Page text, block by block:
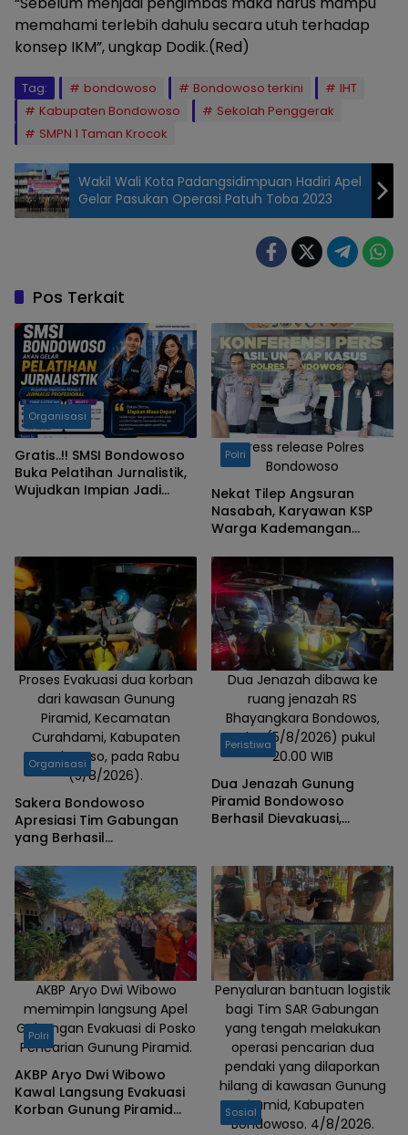
memahami terlebih dahulu secara utuh terhadap
konsep IKM”, ungkap Dodik.(Red)
Tag: bondowoso Bondowoso terkini
IHT
Kabupaten Bondowoso
Sekolah Penggerak
SMPN 1 Taman Krocok
Wakil Wali Kota Padangsidimpuan Hadiri Apel
Gelar Pasukan Operasi Patuh Toba 2023
Pos Terkait
Organisasi
Gratis..!! SMSI Bondowoso
Buka Pelatihan Jurnalistik,
Wujudkan Impian Jadi
Press release Polres
Bondowoso
Polri
Nekat Tilep Angsuran
Nasabah, Karyawan KSP
Warga Kademangan
Polisi
Proses Evakuasi dua korban
dari kawasan Gunung
Piramid, Kecamatan
Curahdami, Kabupaten
Bondowoso, pada Rabu
(5/8/2026).
Organisasi
Sakera Bondowoso
Apresiasi Tim Gabungan
yang Berhasil
Gunung Piramid
Dua Jenazah dibawa ke
ruang jenazah RS
Bhayangkara Bondowos,
Rabu (5/8/2026) pukul
20.00 WIB
Peristiwa
Dua Jenazah Gunung
Piramid Bondowoso
Berhasil Dievakuasi,
AKBP Aryo Dwi Wibowo
memimpin langsung Apel
Gabungan Evakuasi di Posko
Pencarian Gunung Piramid.
Polri
AKBP Aryo Dwi Wibowo
Kawal Langsung Evakuasi
Korban Gunung Piramid
Penyaluran bantuan logistik
bagi Tim SAR Gabungan
yang tengah melakukan
operasi pencarian dua
pendaki yang dilaporkan
hilang di kawasan Gunung
Piramid, Kabupaten
Bondowoso. 4/8/2026.
Sosial